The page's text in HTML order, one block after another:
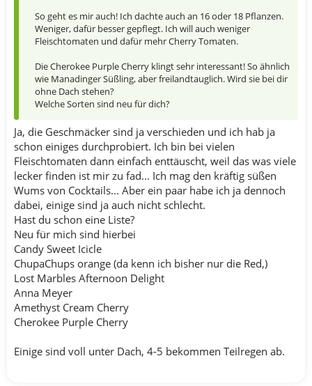
So geht es mir auch! Ich dachte auch an 16 oder 18 Pflanzen.
Weniger, dafür besser gepflegt. Ich will auch weniger
Fleischtomaten und dafür mehr Cherry Tomaten.
Die Cherokee Purple Cherry klingt sehr interessant! So ähnlich
wie Manadinger Süßling, aber freilandtauglich. Wird sie bei dir
ohne Dach stehen?
Welche Sorten sind neu für dich?
Ja, die Geschmäcker sind ja verschieden und ich hab ja
schon einiges durchprobiert. Ich bin bei vielen
Fleischtomaten dann einfach enttäuscht, weil das was viele
lecker finden ist mir zu fad... Ich mag den kräftig süßen
Wums von Cocktails... Aber ein paar habe ich ja dennoch
dabei, einige sind ja auch nicht schlecht.
Hast du schon eine Liste?
Neu für mich sind hierbei
Candy Sweet Icicle
ChupaChups orange (da kenn ich bisher nur die Red,)
Lost Marbles Afternoon Delight
Anna Meyer
Amethyst Cream Cherry
Cherokee Purple Cherry
Einige sind voll unter Dach, 4-5 bekommen Teilregen ab.